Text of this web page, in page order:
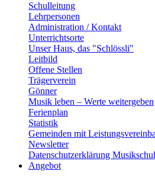
Schulleitung
Lehrpersonen
Administration / Kontakt
Unterrichtsorte
Unser Haus, das "Schlössli"
Leitbild
Offene Stellen
Trägerverein
Gönner
Musik leben – Werte weitergeben
Ferienplan
Statistik
Gemeinden mit
Newsletter
Datenschutzerklärung
Angebot